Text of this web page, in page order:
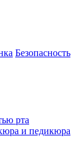
Безопасность
рта
и педикюра